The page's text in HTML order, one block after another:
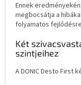
Ennek
megbocsátja a
folyamatos
Két
szintjeihez
A DONIC Desto First